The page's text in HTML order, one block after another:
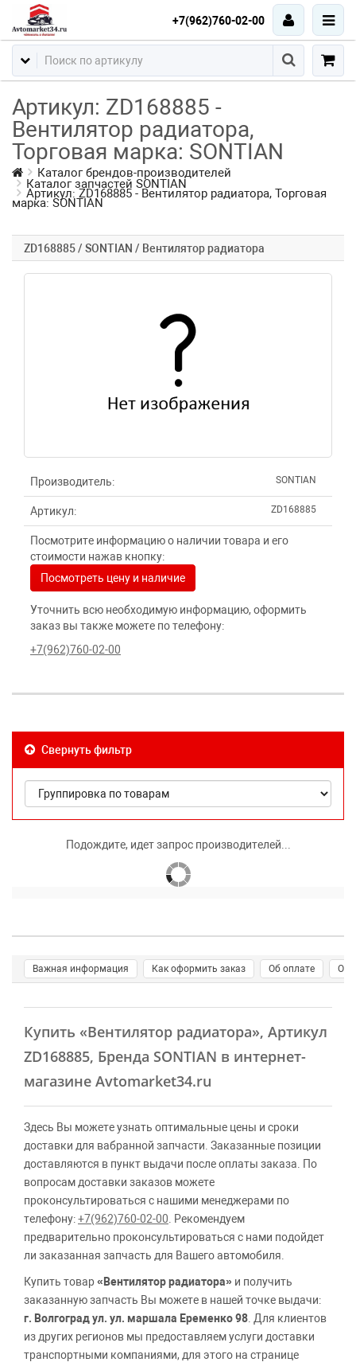
+7(962)760-02-00
Артикул: ZD168885 -
Вентилятор радиатора,
Торговая марка: SONTIAN
Каталог брендов-производителей
Каталог запчастей SONTIAN
Артикул: ZD168885 - Вентилятор радиатора, Торговая
марка: SONTIAN
ZD168885 / SONTIAN / Вентилятор радиатора
Производитель: SONTIAN
Артикул: ZD168885
Посмотрите информацию о наличии товара и его
стоимости нажав кнопку:
Посмотреть цену и наличие
Уточнить всю необходимую информацию, оформить
заказ вы также можете по телефону:
+7(962)760-02-00
Свернуть фильтр
Подождите, идет запрос производителей...
Важная информация Как оформить заказ Об оплате О
Купить «Вентилятор радиатора», Артикул
ZD168885, Бренда SONTIAN в интернет-
магазине Avtomarket34.ru
Здесь Вы можете узнать оптимальные цены и сроки
доставки для вабранной запчасти. Заказанные позиции
доставляются в пункт выдачи после оплаты заказа. По
вопросам доставки заказов можете
проконсультироваться с нашими менеджерами по
телефону:+7(962)760-02-00 . Рекомендуем
предварительно проконсультироваться с нами подойдет
ли заказанная запчасть для Вашего автомобиля.
Купить товар«Вентилятор радиатора» и получить
заказанную запчасть Вы можете в нашей точке выдачи:
г. Волгоград ул. ул. маршала Еременко 98 . Для клиентов
из других регионов мы предоставляем услуги доставки
транспортными компаниями, для этого на странице